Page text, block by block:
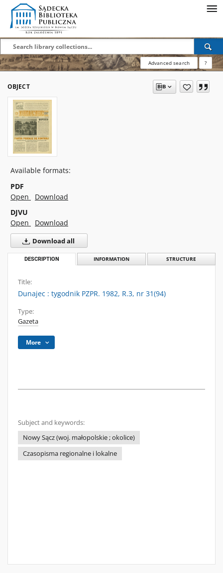
Advanced search ?
OBJECT
Available formats:
PDF
Open
Download
DJVU
Open
Download
Download all
DESCRIPTION INFORMATION STRUCTURE
Title:
Dunajec : tygodnik PZPR. 1982, R.3, nr 31(94)
Type:
Gazeta
More
Subject and keywords:
Nowy Sącz (woj. małopolskie ; okolice)
Czasopisma regionalne i lokalne